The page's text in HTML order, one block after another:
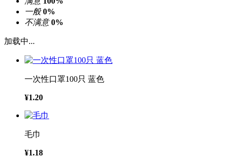
一般 0%
不满意 0%
加载中...
一次性口罩100只 蓝色
¥1.20
毛巾
¥1.18